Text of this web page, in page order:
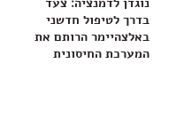
נוגדן לדמנציה: צעד
בדרך לטיפול חדשני
באלצהיימר הרותם את
המערכת החיסונית